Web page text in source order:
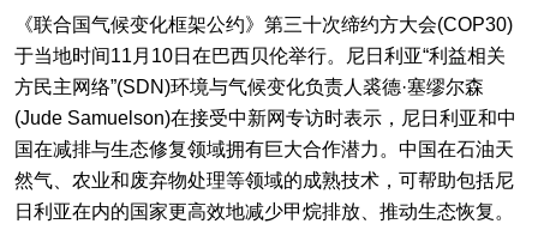
《联合国气候变化框架公约》第三十次缔约方大会(COP30)
于当地时间11月10日在巴西贝伦举行。尼日利亚“利益相关
方民主网络”(SDN)环境与气候变化负责人裘德·塞缪尔森
(Jude Samuelson)在接受中新网专访时表示，尼日利亚和中
国在减排与生态修复领域拥有巨大合作潜力。中国在石油天
然气、农业和废弃物处理等领域的成熟技术，可帮助包括尼
日利亚在内的国家更高效地减少甲烷排放、推动生态恢复。